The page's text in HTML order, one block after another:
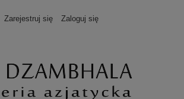
Zarejestruj się Zaloguj się